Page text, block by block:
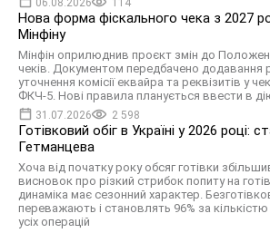
Нова форма фіскального чека з 2027
Мінфіну
Мінфін оприлюднив проєкт змін до
чекiв. Документом передбачено додавання
уточнення комiсiї еквайра та реквізитів у
ФКЧ-5. Нові правила планується ввести в
31.07.2026 2 598
Готівковий обіг в Україні у 2026 році:
Гетманцева
Хоча від початку року обсяг готівки
висновок про різкий стрибок попиту на
динаміка має сезонний характер.
переважають і становлять 96% за
усіх операцій